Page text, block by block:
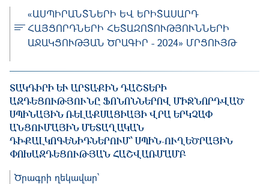
«ԱՍՊԻՐԱՆՏՆԵՐԻ ԵՎ ԵՐԻՏԱՍԱՐԴ
ՀԱՅՑՈՐԴՆԵՐԻ ՀԵՏԱԶՈՏՈՒԹՅՈՒՆՆԵՐԻ
ԱՋԱԿՑՈՒԹՅԱՆ ԾՐԱԳԻՐ - 2024» ՄՐՑՈՒՅԹ
ՏԱԿԴԻՐԻ ԵՒ ԱՐՏԱՔԻՆ ԴԱՇՏԵՐԻ Ա
ԶԴԵՑՈՒԹՅՈՒՆԸ ՖՈՆՈՆՆԵՐՈՎ ՄԻՋՆՈՐԴՎԱԾ ՍՊ
ԻՆԱՅԻՆ ՌԵԼԱՔՍԱՑԻԱՅԻ ՎՐԱ ԵՐԿՉԱՓ ԱՆ
ՑՈՒՄԱՅԻՆ ՄԵՏԱՂԱԿԱՆ ԴԻՔ
ԱԼԿՈԳԵՆԻԴՆԵՐՈՒՄ՝ ՍՊԻՆ-ՈՒՂԵԾՐԱՅԻՆ ՓՈԽ
ԱԶԴԵՑՈՒԹՅԱՆ ՀԱՇՎԱՌՄԱՄԲ
Ծրագրի ղեկավար՝